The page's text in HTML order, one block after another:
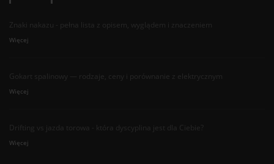
Znaki nakazu - pełna lista z opisem, wyglądem i znaczeniem
Więcej
Gokart spalinowy — rodzaje, ceny i porównanie z elektrycznym
Więcej
Drifting vs jazda torowa - która dyscyplina jest dla Ciebie?
Więcej